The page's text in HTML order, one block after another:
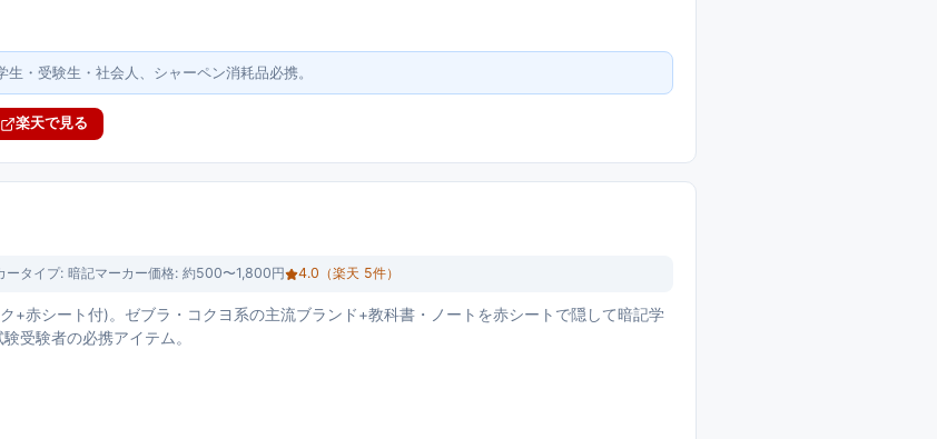
生・受験生・社会人、シャーペン消耗品必携。
楽天で見る
ータイプ: 暗記マーカー価格: 約500〜1,800円 4.0 （楽天 5件）
+赤シート付)。ゼブラ・コクヨ系の主流ブランド+教科書・ノートを赤シートで隠して暗記学
受験者の必携アイテム。